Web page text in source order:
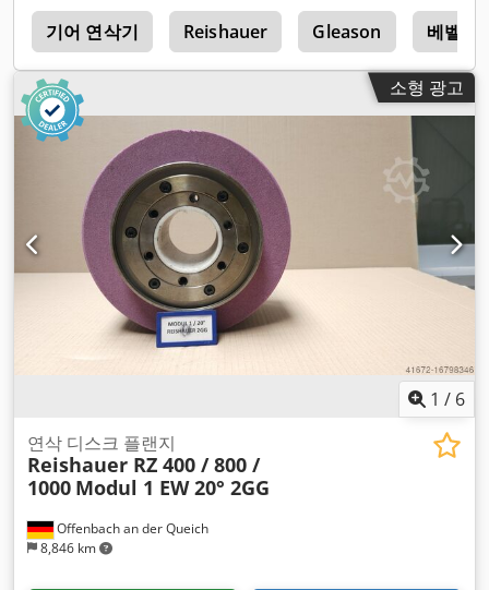
기어 연삭기 Reishauer Gleason 베벨 기
소형 광고
1 / 6
Offenbach an der Queich
8,846 km
연삭 디스크 플랜지
Reishauer RZ 400 / 800 /
1000 Modul 1 EW 20° 2GG